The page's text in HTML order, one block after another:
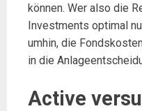
können. Wer also die
Investments optimal
umhin, die
in die
Active